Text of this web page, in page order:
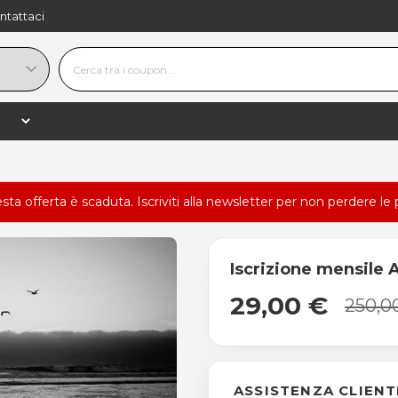
offerta è scaduta. Iscriviti alla newsletter per non perdere le
Iscrizione mensile
29,00 €
ASSISTENZA